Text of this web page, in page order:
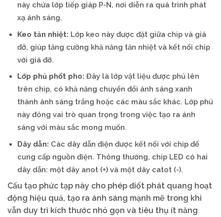
này chứa lớp tiếp giáp P-N, nơi diễn ra quá trình phát
xạ ánh sáng.
Keo tản nhiệt: Lớp keo này được đặt giữa chip và giá
đỡ, giúp tăng cường khả năng tản nhiệt và kết nối chip
với giá đỡ.
Lớp phủ phốt pho: Đây là lớp vật liệu được phủ lên
trên chip, có khả năng chuyển đổi ánh sáng xanh
thành ánh sáng trắng hoặc các màu sắc khác. Lớp phủ
này đóng vai trò quan trọng trong việc tạo ra ánh
sáng với màu sắc mong muốn.
Dây dẫn: Các dây dẫn điện được kết nối với chip để
cung cấp nguồn điện. Thông thường, chip LED có hai
dây dẫn: một dây anot (+) và một dây catot (-).
Cấu tạo phức tạp này cho phép điốt phát quang hoạt
động hiệu quả, tạo ra ánh sáng mạnh mẽ trong khi
vẫn duy trì kích thước nhỏ gọn và tiêu thụ ít năng